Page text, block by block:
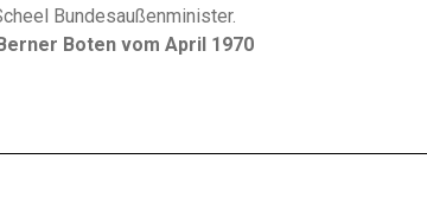
Bundesaußenminister.
Boten vom April 1970